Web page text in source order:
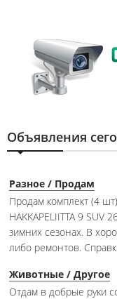
Объявления
Разное / Продам
Продам комплект (4
HAKKAPELIITTA 9
зимних сезонах. В
либо ремонтов.
Животные / Другое
Отдам в добрые руки